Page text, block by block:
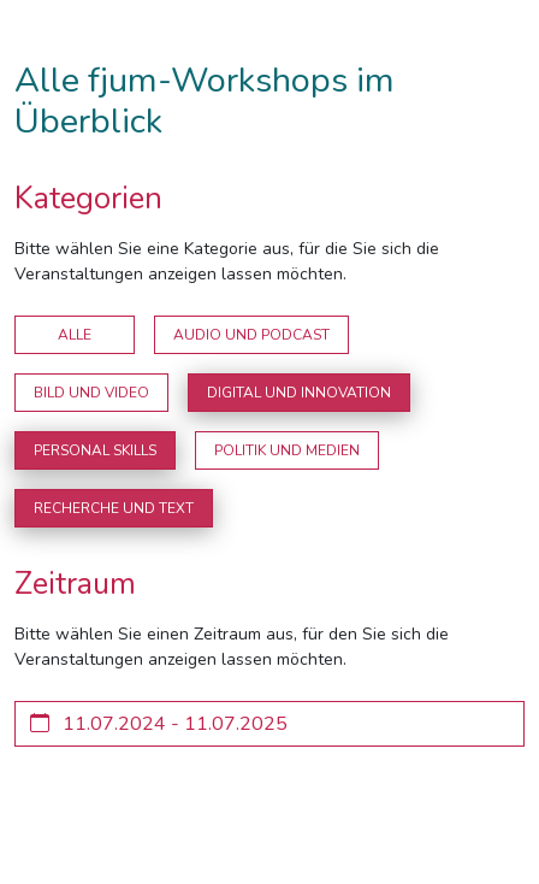
Alle fjum-Workshops im
Überblick
Kategorien
Bitte wählen Sie eine Kategorie aus, für die Sie sich die
Veranstaltungen anzeigen lassen möchten.
ALLE AUDIO UND PODCAST
BILD UND VIDEO DIGITAL UND INNOVATION
PERSONAL SKILLS POLITIK UND MEDIEN
RECHERCHE UND TEXT
Zeitraum
Bitte wählen Sie einen Zeitraum aus, für den Sie sich die
Veranstaltungen anzeigen lassen möchten.